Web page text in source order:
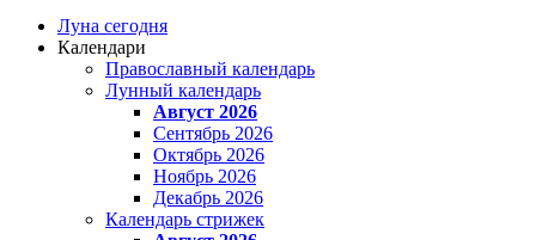
Луна сегодня
Календари
Православный календарь
Лунный календарь
Август 2026
Сентябрь 2026
Октябрь 2026
Ноябрь 2026
Декабрь 2026
Календарь стрижек